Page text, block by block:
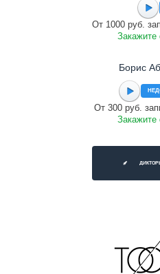
От 1000 руб.
Закажите
Борис
От 300 руб.
Закажите